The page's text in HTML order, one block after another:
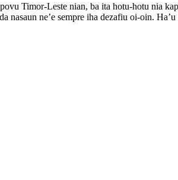
Timor-Leste nian, ba ita hotu-hotu nia
nasaun ne’e sempre iha dezafiu oi-oin.